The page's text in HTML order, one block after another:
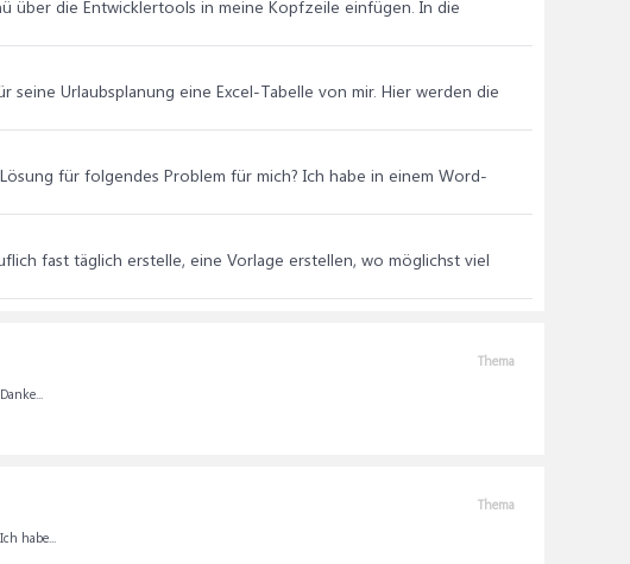
über die Entwicklertools in meine Kopfzeile einfügen. In die
Urlaubsplanung eine Excel-Tabelle von mir. Hier werden die
für folgendes Problem für mich? Ich habe in einem Word-
fast täglich erstelle, eine Vorlage erstellen, wo möglichst viel
Thema
Thema
habe...